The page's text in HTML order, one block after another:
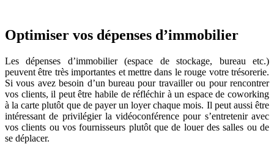
Optimiser vos dépenses d’immobilier
Les dépenses d’immobilier (espace de stockage, bureau etc.)
peuvent être très importantes et mettre dans le rouge votre trésorerie.
Si vous avez besoin d’un bureau pour travailler ou pour rencontrer
vos clients, il peut être habile de réfléchir à un espace de coworking
à la carte plutôt que de payer un loyer chaque mois. Il peut aussi être
intéressant de privilégier la vidéoconférence pour s’entretenir avec
vos clients ou vos fournisseurs plutôt que de louer des salles ou de
se déplacer.